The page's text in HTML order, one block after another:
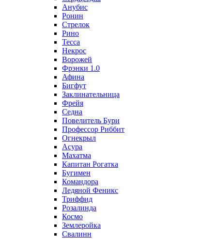
Анубис
Ронин
Стрелок
Рино
Тесса
Некрос
Ворожей
Фрэнки 1.0
Афина
Бигфут
Заклинательница
Фрейя
Седна
Повелитель Бури
Профеcсор Риббит
Огнекрыл
Асура
Махатма
Капитан Рогатка
Бугимен
Командора
Ледяной Феникс
Триффид
Розалинда
Космо
Землеройка
Свалинн